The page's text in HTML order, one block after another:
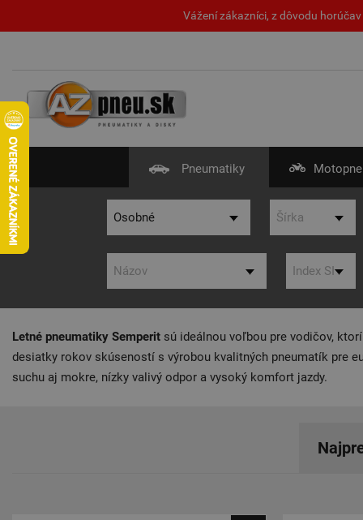
Vážení zákazníci, z dôvodu
Pneumatiky
Letné pneumatiky Semperit sú ideálnou voľbou pre vodičov,
desiatky rokov skúseností s výrobou kvalitných pneumatík pre
suchu aj mokre, nízky valivý odpor a vysoký komfort jazdy.